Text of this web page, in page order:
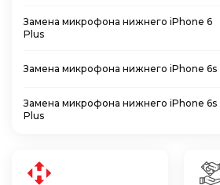
Замена микрофона нижнего iPhone 6
Plus
Замена микрофона нижнего iPhone 6s
Замена микрофона нижнего iPhone 6s
Plus